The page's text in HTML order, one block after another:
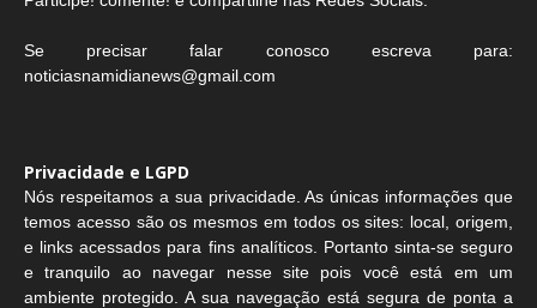
Se precisar falar conosco escreva para:
noticiasnamidianews@gmail.com
Privacidade e LGPD
Nós respeitamos a sua privacidade. As únicas informações que
temos acesso são os mesmos em todos os sites: local, origem,
e links acessados para fins analíticos. Portanto sinta-se seguro
e tranquilo ao navegar nesse site pois você está em um
ambiente protegido. A sua navegação está segura de ponta a